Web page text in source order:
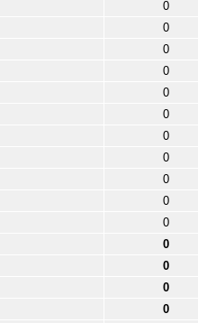
0
0
0
0
0
0
0
0
0
0
0
0
0
0
0